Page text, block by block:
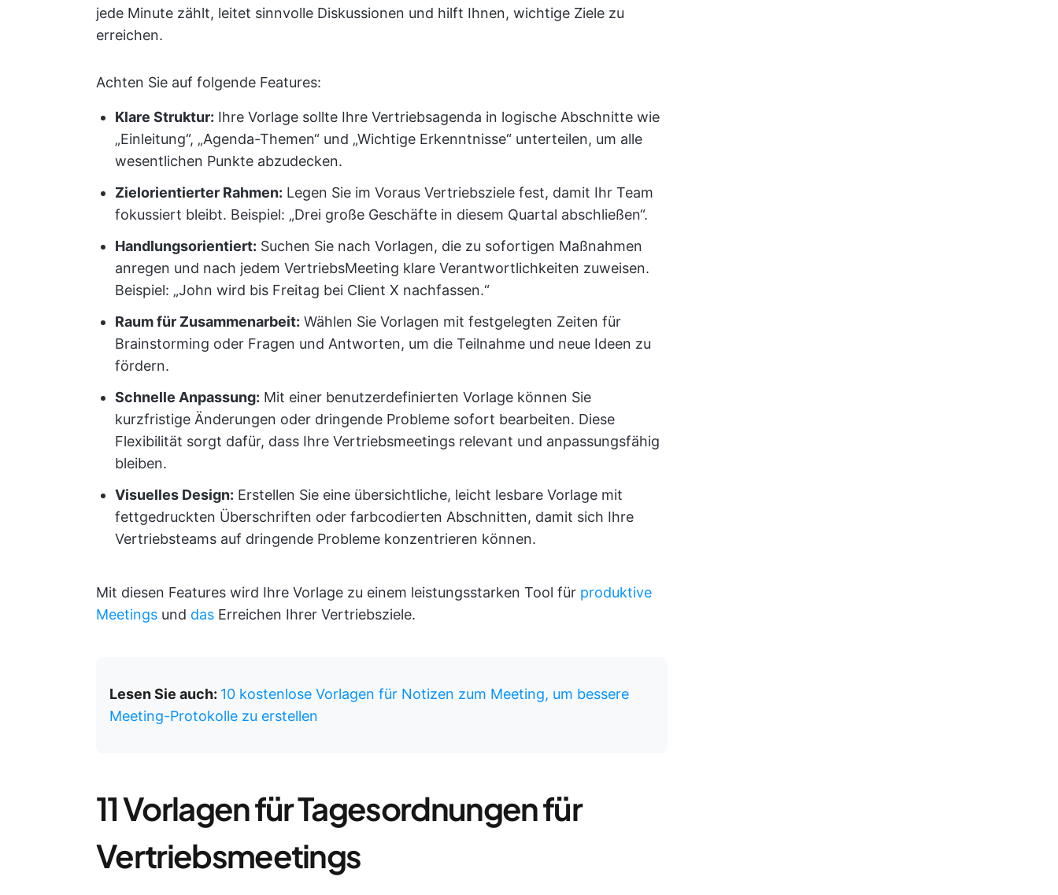
jede Minute zählt, leitet sinnvolle Diskussionen und hilft Ihnen, wichtige Ziele zu
erreichen.
Achten Sie auf folgende Features:
Klare Struktur: Ihre Vorlage sollte Ihre Vertriebsagenda in logische Abschnitte wie
„Einleitung“, „Agenda-Themen“ und „Wichtige Erkenntnisse“ unterteilen, um alle
wesentlichen Punkte abzudecken.
Zielorientierter Rahmen: Legen Sie im Voraus Vertriebsziele fest, damit Ihr Team
fokussiert bleibt. Beispiel: „Drei große Geschäfte in diesem Quartal abschließen“.
Handlungsorientiert: Suchen Sie nach Vorlagen, die zu sofortigen Maßnahmen
anregen und nach jedem VertriebsMeeting klare Verantwortlichkeiten zuweisen.
Beispiel: „John wird bis Freitag bei Client X nachfassen.“
Raum für Zusammenarbeit: Wählen Sie Vorlagen mit festgelegten Zeiten für
Brainstorming oder Fragen und Antworten, um die Teilnahme und neue Ideen zu
fördern.
Schnelle Anpassung: Mit einer benutzerdefinierten Vorlage können Sie
kurzfristige Änderungen oder dringende Probleme sofort bearbeiten. Diese
Flexibilität sorgt dafür, dass Ihre Vertriebsmeetings relevant und anpassungsfähig
bleiben.
Visuelles Design: Erstellen Sie eine übersichtliche, leicht lesbare Vorlage mit
fettgedruckten Überschriften oder farbcodierten Abschnitten, damit sich Ihre
Vertriebsteams auf dringende Probleme konzentrieren können.
Mit diesen Features wird Ihre Vorlage zu einem leistungsstarken Tool für produktive
Meetings und das Erreichen Ihrer Vertriebsziele.
Lesen Sie auch: 10 kostenlose Vorlagen für Notizen zum Meeting, um bessere
Meeting-Protokolle zu erstellen
11 Vorlagen für Tagesordnungen für
Vertriebsmeetings